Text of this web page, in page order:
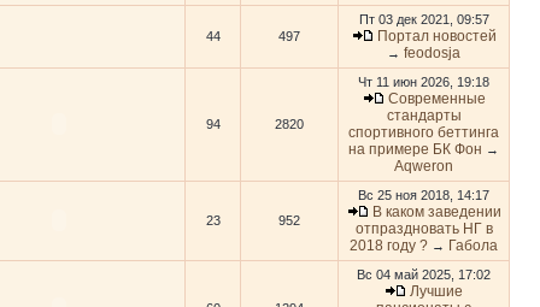
44 497
Пт 03 дек 2021, 09:57
Портал новостей
→ feodosja
94 2820
Чт 11 июн 2026, 19:18
Современные
стандарты
спортивного беттинга
на примере БК Фон →
Aqweron
23 952
Вс 25 ноя 2018, 14:17
В каком заведении
отпраздновать НГ в
2018 году ? → Габола
Вс 04 май 2025, 17:02
Лучшие